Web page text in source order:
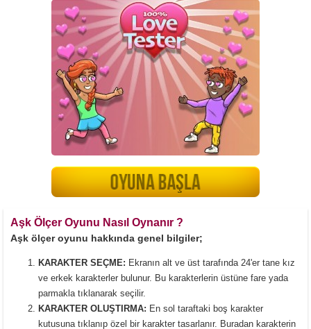
Aşk Ölçer Oyunu Nasıl Oynanır ?
Aşk ölçer oyunu hakkında genel bilgiler;
KARAKTER SEÇME: Ekranın alt ve üst tarafında 24'er tane kız
ve erkek karakterler bulunur. Bu karakterlerin üstüne fare yada
parmakla tıklanarak seçilir.
KARAKTER OLUŞTIRMA: En sol taraftaki boş karakter
kutusuna tıklanıp özel bir karakter tasarlanır. Buradan karakterin